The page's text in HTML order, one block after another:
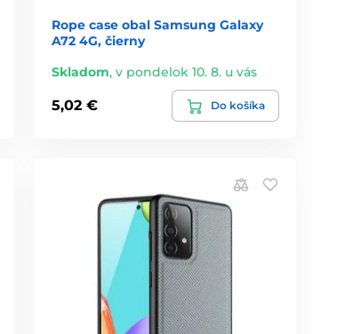
Rope case obal Samsung Galaxy
A72 4G, čierny
Skladom,v pondelok 10. 8. u vás
5,02 € Do košíka